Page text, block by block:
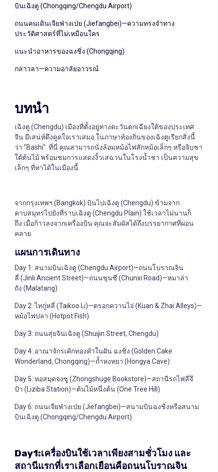
บินเฉิงตู (Chongqing/Chengdu Airport)
ถนนคนเดินเจียฟ่างเป่ย (Jiefangbei)—ความทรงจำทาง
ประวัติศาสตร์ที่ไม่เหมือนใคร
แนะนำอาหารของฉงชิ่ง (Chongqing)
กล่าวลา—ความอาลัยอาวรณ์
บทนำ
เฉิงตู (Chengdu) เมืองที่ตั้งอยู่ทางตะวันตกเฉียงใต้ของประเทศ
จีน มีเสน่ห์ดึงดูดใจเราเสมอ ในภาษาท้องถิ่นของเฉิงตูเรียกสิ่งนี้
ว่า "Bashi" ที่นี่ คุณสามารถนั่งล้อมหม้อไฟสักหม้อเล็กๆ หรือจิบชา
ใต้ต้นไม้ พร้อมชมการแสดงงิ้วเสฉวนในโรงน้ำชา เป็นความสุข
เล็กๆ ที่หาได้ในเมืองนี้
จากกรุงเทพฯ (Bangkok) บินไปเฉิงตู (Chengdu) ข้ามจาก
คาบสมุทรไปยังที่ราบเฉิงตู (Chengdu Plain) ใช้เวลาไม่นานก็
ถึง เมื่อก้าวลงจากเครื่องบิน คุณจะสัมผัสได้ถึงบรรยากาศที่ผ่อน
คลาย
แผนการเดินทาง
Day 1: สนามบินเฉิงตู (Chengdu Airport)—ถนนโบราณจิน
ลี่ (Jinli Ancient Street)—ถนนชุนซี (Chunxi Road)—หมาล่า
ถัง (Malatang)
Day 2: ไทกู่หลี่ (Taikoo Li)—ตรอกควานไจ่ (Kuan & Zhai Alleys)—
หม้อไฟปลา (Hotpot Fish)
Day 3: ถนนสุ่ยจินเฉิงตู (Shuijin Street, Chengdu)
Day 4: อาณาจักรเค้กทองคำในฝัน ฉงชิ่ง (Golden Cake
Wonderland, Chongqing)—ถ้ำหงหยา (Hongya Cave)
Day 5: หอสมุดจงซู (Zhongshuge Bookstore)—สถานีรถไฟลี่จึ
ป้า (Liziba Station)—ต้นไม้หนึ่งต้น (One Tree Hill)
Day 6: ถนนเจียฟ่างเป่ย (Jiefangbei)—สนามบินฉงชิ่งหรือสนาม
บินเฉิงตู (Chongqing/Chengdu Airport)
Day1:เครื่องบินใช้เวลาเพียงสามชั่วโมง และ
สถานีแรกที่เราเลือกเยือนคือถนนโบราณจิน